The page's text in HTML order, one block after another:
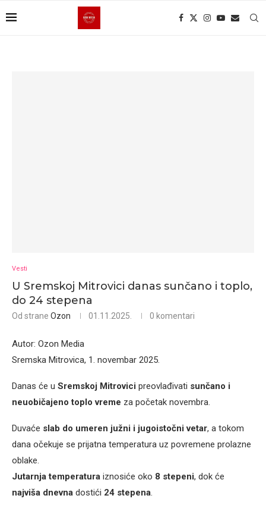
Vesti
U Sremskoj Mitrovici danas sunčano i toplo,
do 24 stepena
Od strane Ozon 01.11.2025. 0 komentari
Autor: Ozon Media
Sremska Mitrovica, 1. novembar 2025.
Danas će u Sremskoj Mitrovici preovlađivati sunčano i
neuobičajeno toplo vreme za početak novembra.
Duvaće slab do umeren južni i jugoistočni vetar, a tokom
dana očekuje se prijatna temperatura uz povremene prolazne
oblake.
Jutarnja temperatura iznosiće oko 8 stepeni, dok će
najviša dnevna dostići 24 stepena.